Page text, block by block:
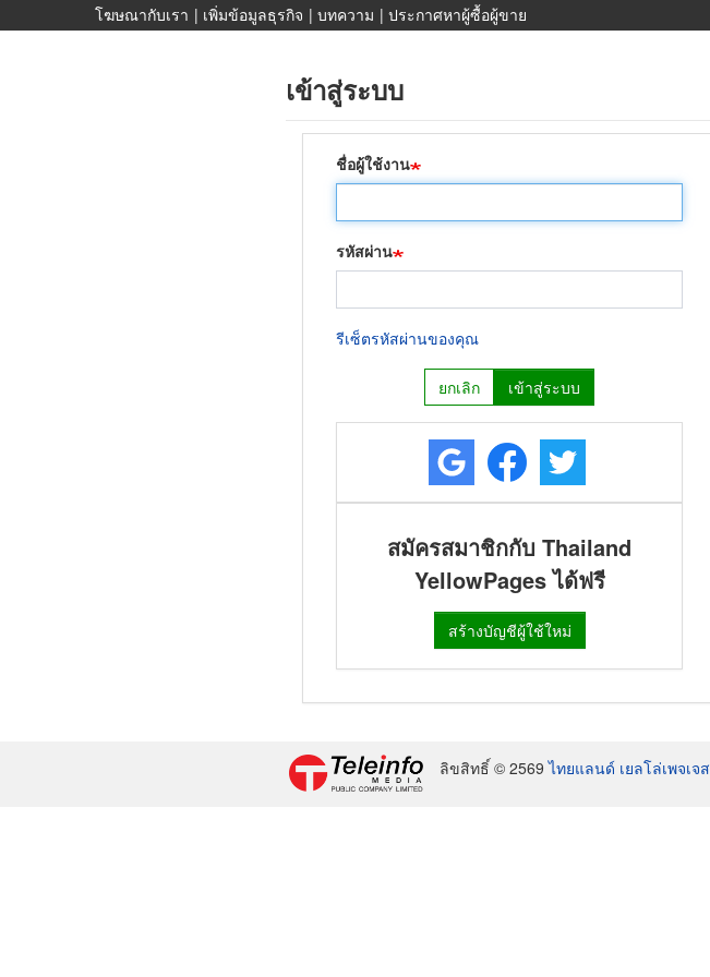
โฆษณากับเรา | เพิ่มข้อมูลธุรกิจ | บทความ | ประกาศหาผู้ซื้อผู้ขาย
เข้าสู่ระบบ
ชื่อผู้ใช้งาน
รหัสผ่าน
รีเซ็ตรหัสผ่านของคุณ
ยกเลิก เข้าสู่ระบบ
สมัครสมาชิกกับ Thailand
YellowPages ได้ฟรี
สร้างบัญชีผู้ใช้ใหม่
ลิขสิทธิ์ © 2569ไทยแลนด์ เยลโล่เพจเจส